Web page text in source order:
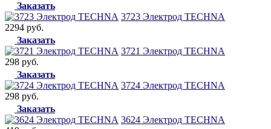
Заказать
3723 Электрод TECHNA
2294 руб.
Заказать
3721 Электрод TECHNA
298 руб.
Заказать
3724 Электрод TECHNA
298 руб.
Заказать
3624 Электрод TECHNA